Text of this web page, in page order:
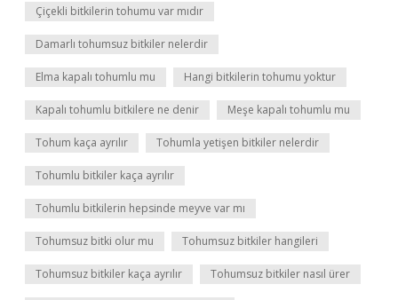
Çiçekli bitkilerin tohumu var mıdır
Damarlı tohumsuz bitkiler nelerdir
Elma kapalı tohumlu mu Hangi bitkilerin tohumu yoktur
Kapalı tohumlu bitkilere ne denir Meşe kapalı tohumlu mu
Tohum kaça ayrılır Tohumla yetişen bitkiler nelerdir
Tohumlu bitkiler kaça ayrılır
Tohumlu bitkilerin hepsinde meyve var mı
Tohumsuz bitki olur mu Tohumsuz bitkiler hangileri
Tohumsuz bitkiler kaça ayrılır Tohumsuz bitkiler nasıl ürer